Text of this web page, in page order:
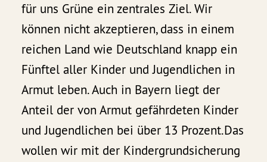
für uns Grüne ein zentrales Ziel. Wir
können nicht akzeptieren, dass in einem
reichen Land wie Deutschland knapp ein
Fünftel aller Kinder und Jugendlichen in
Armut leben. Auch in Bayern liegt der
Anteil der von Armut gefährdeten Kinder
und Jugendlichen bei über 13 Prozent.Das
wollen wir mit der Kindergrundsicherung